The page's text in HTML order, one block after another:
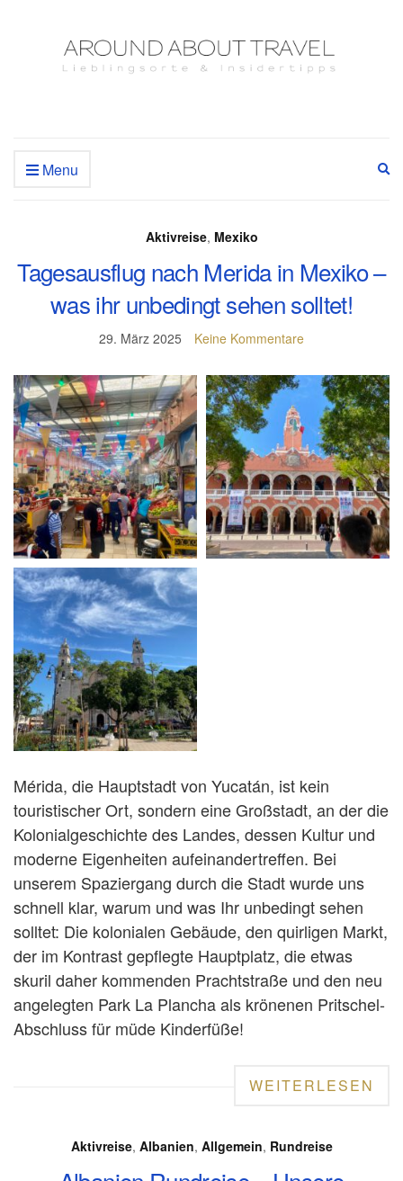
Menu
Aktivreise, Mexiko
Tagesausflug nach Merida in Mexiko –
was ihr unbedingt sehen solltet!
29. März 2025 Keine Kommentare
Mérida, die Hauptstadt von Yucatán, ist kein
touristischer Ort, sondern eine Großstadt, an der die
Kolonialgeschichte des Landes, dessen Kultur und
moderne Eigenheiten aufeinandertreffen. Bei
unserem Spaziergang durch die Stadt wurde uns
schnell klar, warum und was Ihr unbedingt sehen
solltet: Die kolonialen Gebäude, den quirligen Markt,
der im Kontrast gepflegte Hauptplatz, die etwas
skuril daher kommenden Prachtstraße und den neu
angelegten Park La Plancha als krönenen Pritschel-
Abschluss für müde Kinderfüße!
WEITERLESEN
Aktivreise, Albanien, Allgemein, Rundreise